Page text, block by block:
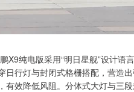
X9纯电版采用“明日星舰”设计语
日行灯与封闭式格栅搭配，营造
效降低风阻。分体式大灯与三